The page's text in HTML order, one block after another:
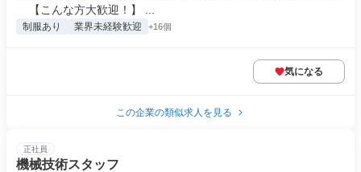
【こんな方大歓迎！】 ...
制服あり 業界未経験歓迎 +16個
気になる
この企業の類似求人を見る
正社員
機械技術スタッフ